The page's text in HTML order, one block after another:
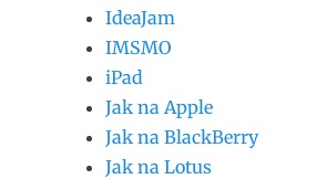
IdeaJam
IMSMO
iPad
Jak na Apple
Jak na BlackBerry
Jak na Lotus